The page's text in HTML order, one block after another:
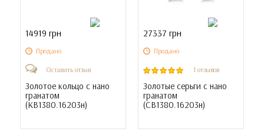
14919 грн
Продано
Оставить отзыв
Золотое кольцо с нано
гранатом
(КВ1380.16203н)
27337 грн
Продано
1 отзывов
Золотые серьги с нано
гранатом
(СВ1380.16203н)